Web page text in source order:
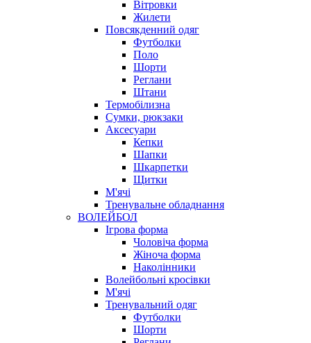
Вітровки
Жилети
Повсякденний одяг
Футболки
Поло
Шорти
Реглани
Штани
Термобілизна
Сумки, рюкзаки
Аксесуари
Кепки
Шапки
Шкарпетки
Щитки
М'ячі
Тренувальне обладнання
ВОЛЕЙБОЛ
Ігрова форма
Чоловіча форма
Жіноча форма
Наколінники
Волейбольні кросівки
М'ячі
Тренувальний одяг
Футболки
Шорти